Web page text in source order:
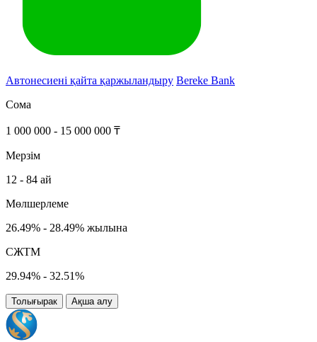
Автонесиені қайта қаржыландыру Bereke Bank
Сома
1 000 000 - 15 000 000 ₸
Мерзім
12 - 84 ай
Мөлшерлеме
26.49% - 28.49% жылына
СЖТМ
29.94% - 32.51%
Толығырак Ақша алу